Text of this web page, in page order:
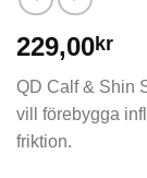
229,00kr
QD Calf & Shin
vill förebygga
friktion.